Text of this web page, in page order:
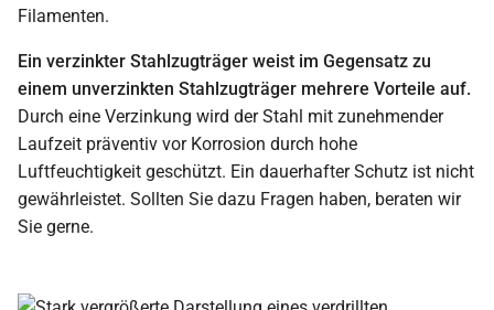
Filamenten.
Ein verzinkter Stahlzugträger weist im Gegensatz zu
einem unverzinkten Stahlzugträger mehrere Vorteile auf.
Durch eine Verzinkung wird der Stahl mit zunehmender
Laufzeit präventiv vor Korrosion durch hohe
Luftfeuchtigkeit geschützt. Ein dauerhafter Schutz ist nicht
gewährleistet. Sollten Sie dazu Fragen haben, beraten wir
Sie gerne.